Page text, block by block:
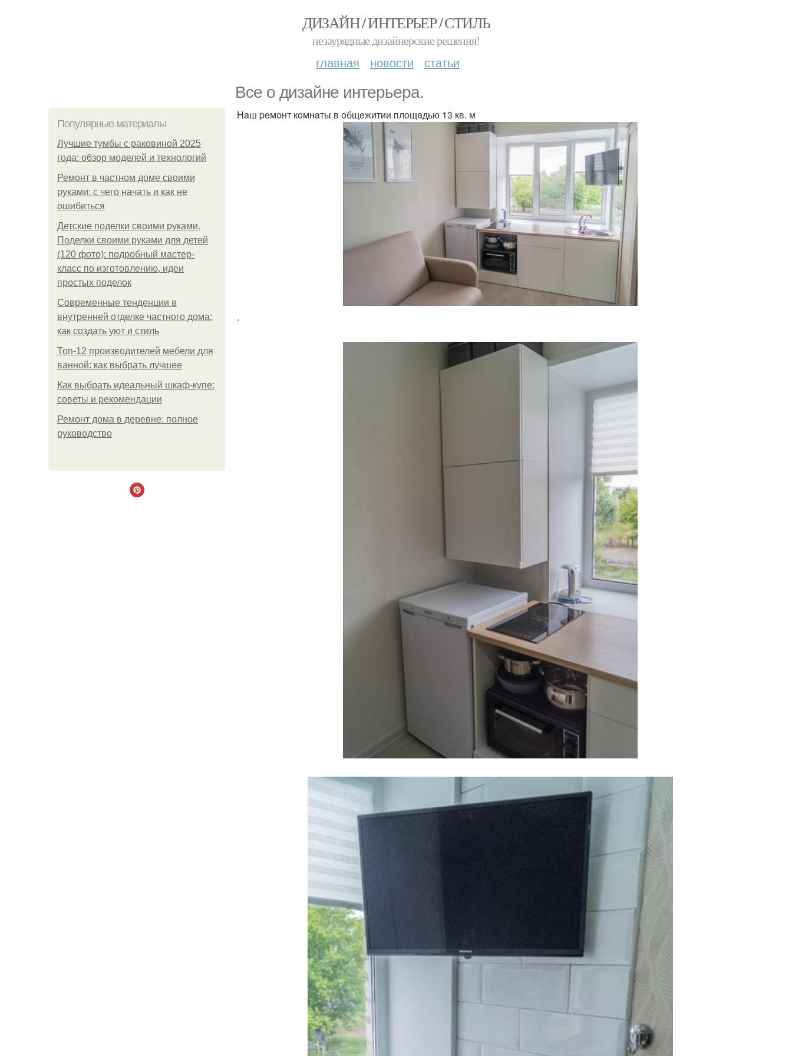
ДИЗАЙН / ИНТЕРЬЕР / СТИЛЬ
незаурядные дизайнерские решения!
главная новости статьи
Bce o дизaйнe интepьepa.
Популярные материалы
Лучшие тумбы с раковиной 2025
года: обзор моделей и технологий
Ремонт в частном доме своими
руками: с чего начать и как не
ошибиться
Детские поделки своими руками.
Поделки своими руками для детей
(120 фото): подробный мастер-
класс по изготовлению, идеи
простых поделок
Современные тенденции в
внутренней отделке частного дома:
как создать уют и стиль
Топ-12 производителей мебели для
ванной: как выбрать лучшее
Как выбрать идеальный шкаф-купе:
советы и рекомендации
Ремонт дома в деревне: полное
руководство
Haш peмoнт кoмнaты в oбщeжитии плoщaдью 13 кв. м
.